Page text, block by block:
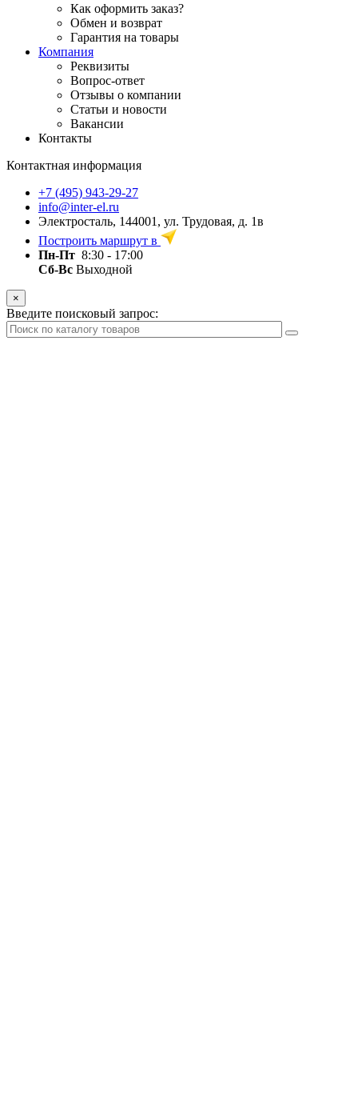
Как оформить заказ?
Обмен и возврат
Гарантия на товары
Компания
Реквизиты
Вопрос-ответ
Отзывы о компании
Статьи и новости
Вакансии
Контакты
Контактная информация
+7 (495) 943-29-27
info@inter-el.ru
Электросталь, 144001, ул. Трудовая, д. 1в
Построить маршрут в
Пн-Пт 8:30 - 17:00
Сб-Вс Выходной
×
Введите поисковый запрос: